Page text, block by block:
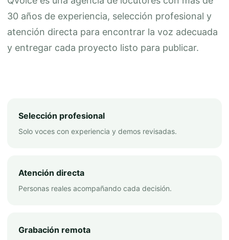
30 años de experiencia, selección profesional y
atención directa para encontrar la voz adecuada
y entregar cada proyecto listo para publicar.
Selección profesional
Solo voces con experiencia y demos revisadas.
Atención directa
Personas reales acompañando cada decisión.
Grabación remota